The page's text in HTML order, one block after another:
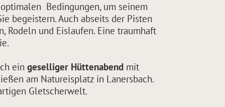
Bedingungen, um seinem
begeistern. Auch abseits der Pisten
Rodeln und Eislaufen. Eine traumhaft
ein geselliger Hüttenabendmit
am Natureisplatz in Lanersbach.
Gletscherwelt.